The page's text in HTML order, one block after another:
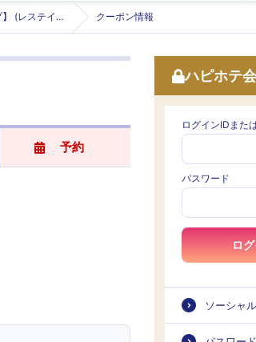
レステイ 小倉【レステイグループ】 (レステイコクラ) クーポン情報
予約
ハピホテ
ログインIDまた
パスワード
ロ
ソーシャ